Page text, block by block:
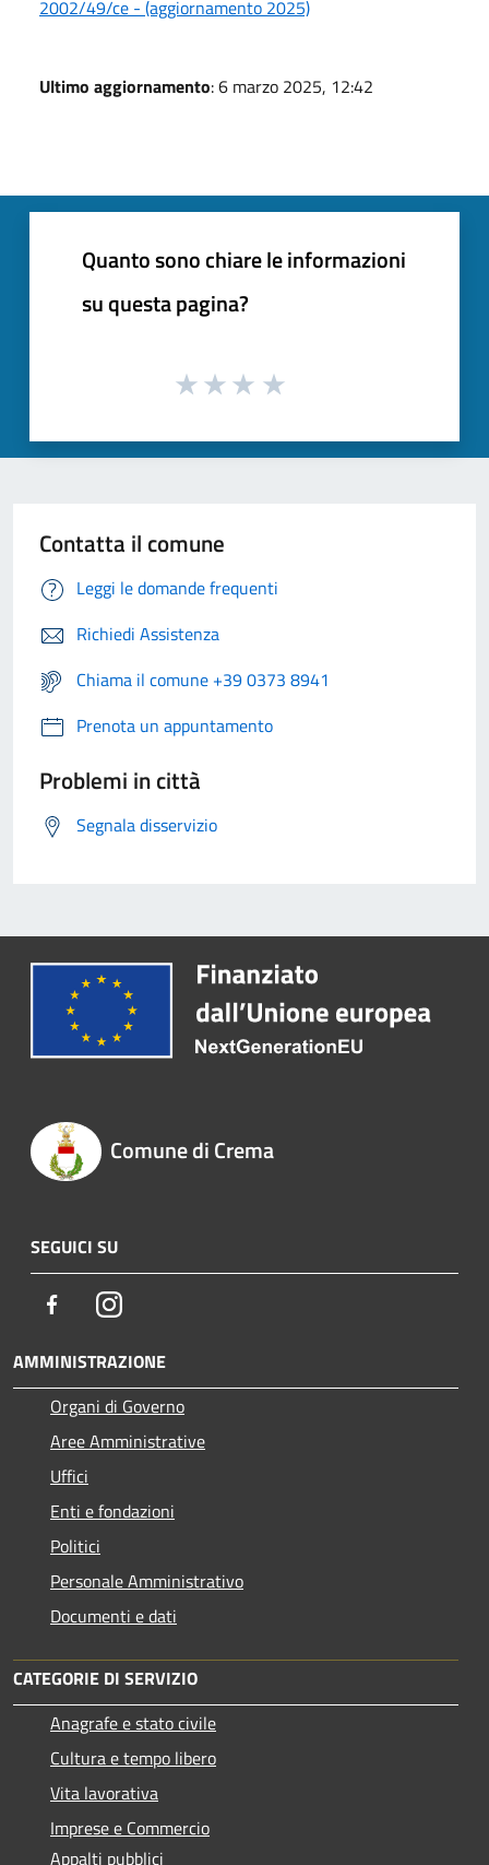
2002/49/ce - (aggiornamento 2025)
Ultimo aggiornamento: 6 marzo 2025, 12:42
Quanto sono chiare le informazioni
su questa pagina?
Contatta il comune
Leggi le domande frequenti
Richiedi Assistenza
Chiama il comune +39 0373 8941
Prenota un appuntamento
Problemi in città
Segnala disservizio
Comune di Crema
SEGUICI SU
FacebookInstagram
AMMINISTRAZIONE
Organi di Governo
Aree Amministrative
Uffici
Enti e fondazioni
Politici
Personale Amministrativo
Documenti e dati
CATEGORIE DI SERVIZIO
Anagrafe e stato civile
Cultura e tempo libero
Vita lavorativa
Imprese e Commercio
Appalti pubblici